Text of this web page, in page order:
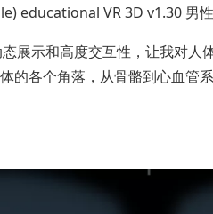
展示和高度交互性，让我对人
的各个角落，从骨骼到心血管